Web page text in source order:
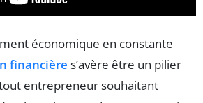
économique en constante
financière s’avère être un pilier
entrepreneur souhaitant